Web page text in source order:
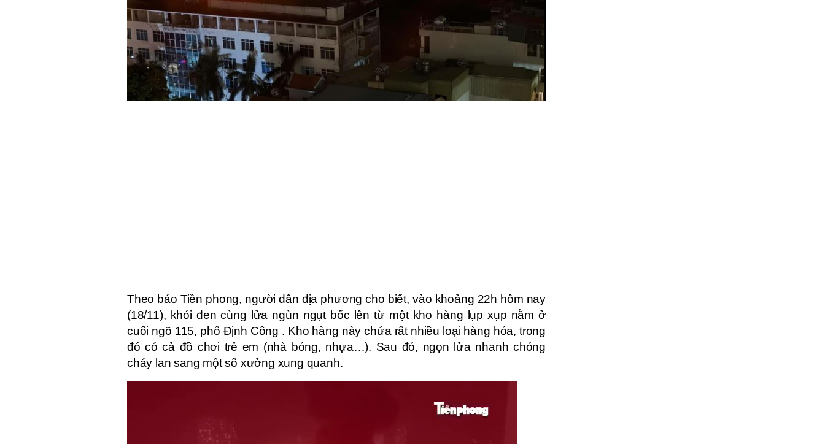
Theo báo Tiền phong, người dân địa phương cho biết, vào khoảng 22h hôm nay
(18/11), khói đen cùng lửa ngùn ngụt bốc lên từ một kho hàng lụp xụp nằm ở
cuối ngõ 115, phố Định Công . Kho hàng này chứa rất nhiều loại hàng hóa, trong
đó có cả đồ chơi trẻ em (nhà bóng, nhựa…). Sau đó, ngọn lửa nhanh chóng
cháy lan sang một số xưởng xung quanh.